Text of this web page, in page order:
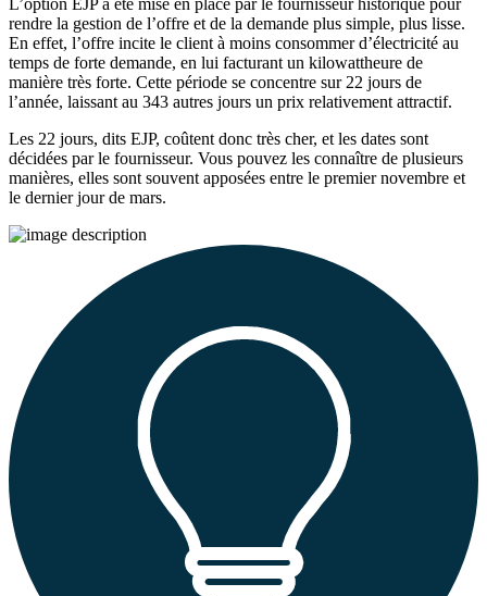
L’option EJP a été mise en place par le fournisseur historique pour
rendre la gestion de l’offre et de la demande plus simple, plus lisse.
En effet, l’offre incite le client à moins consommer d’électricité au
temps de forte demande, en lui facturant un kilowattheure de
manière très forte. Cette période se concentre sur 22 jours de
l’année, laissant au 343 autres jours un prix relativement attractif.
Les 22 jours, dits EJP, coûtent donc très cher, et les dates sont
décidées par le fournisseur. Vous pouvez les connaître de plusieurs
manières, elles sont souvent apposées entre le premier novembre et
le dernier jour de mars.